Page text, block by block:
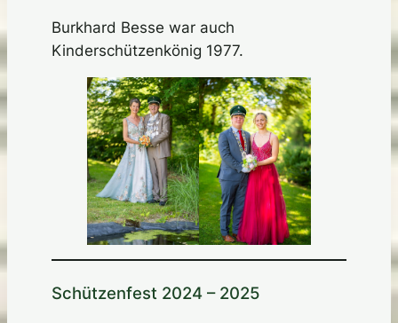
Burkhard Besse war auch
Kinderschützenkönig 1977.
Schützenfest 2024 – 2025